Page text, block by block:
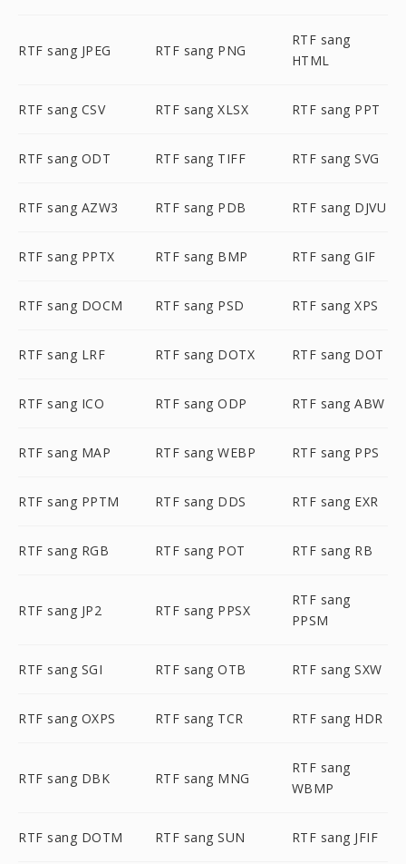
RTF sang JPEG RTF sang PNG
RTF sang
HTML
RTF sang CSV RTF sang XLSX RTF sang PPT
RTF sang ODT RTF sang TIFF RTF sang SVG
RTF sang AZW3 RTF sang PDB RTF sang DJVU
RTF sang PPTX RTF sang BMP RTF sang GIF
RTF sang DOCM RTF sang PSD RTF sang XPS
RTF sang LRF RTF sang DOTX RTF sang DOT
RTF sang ICO RTF sang ODP RTF sang ABW
RTF sang MAP RTF sang WEBP RTF sang PPS
RTF sang PPTM RTF sang DDS RTF sang EXR
RTF sang RGB RTF sang POT RTF sang RB
RTF sang JP2 RTF sang PPSX
RTF sang
PPSM
RTF sang SGI RTF sang OTB RTF sang SXW
RTF sang OXPS RTF sang TCR RTF sang HDR
RTF sang DBK RTF sang MNG
RTF sang
WBMP
RTF sang DOTM RTF sang SUN RTF sang JFIF